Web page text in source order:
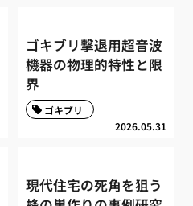
ゴキブリ撃退用超音波
機器の物理的特性と限
界
2026.05.31
ゴキブリ
現代住宅の死角を狙う